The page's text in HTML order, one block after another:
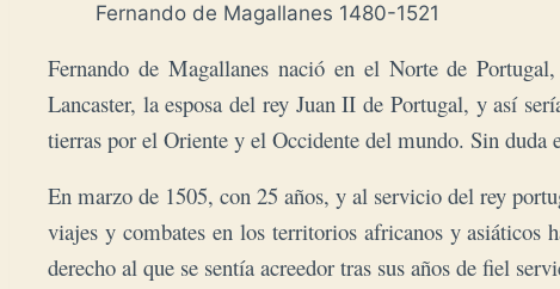
Fernando de Magallanes 1480-1521
Fernando de Magallanes nació en el Norte de
Lancaster, la esposa del rey Juan II de Portugal, y así
tierras por el Oriente y el Occidente del mundo. Sin
En marzo de 1505, con 25 años, y al servicio del rey
viajes y combates en los territorios africanos y asiáticos
derecho al que se sentía acreedor tras sus años de fiel